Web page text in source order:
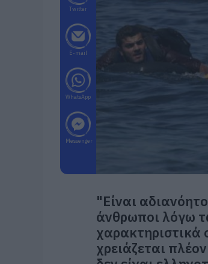
Twitter
E-mail
WhatsApp
Messenger
"Είναι
άνθρωποι λόγω
χαρακτηριστικά
χρειάζεται